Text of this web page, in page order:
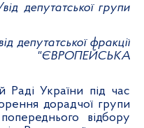
депутатської групи
депутатської фракції
"ЄВРОПЕЙСЬКА
Раді України під час
дорадчої групи
відбору